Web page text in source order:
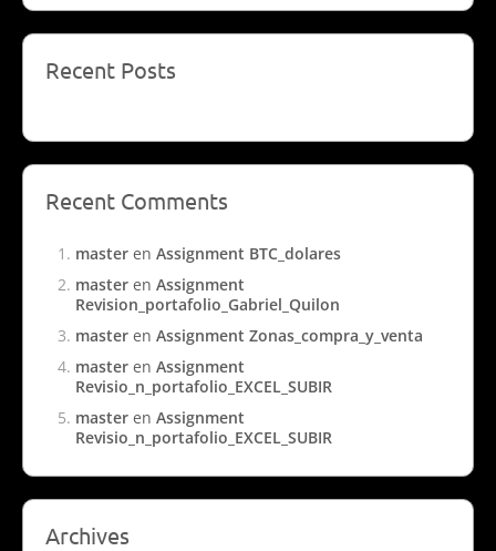
Recent Posts
Recent Comments
master en Assignment BTC_dolares
master en Assignment
Revision_portafolio_Gabriel_Quilon
master en Assignment Zonas_compra_y_venta
master en Assignment
Revisio_n_portafolio_EXCEL_SUBIR
master en Assignment
Revisio_n_portafolio_EXCEL_SUBIR
Archives